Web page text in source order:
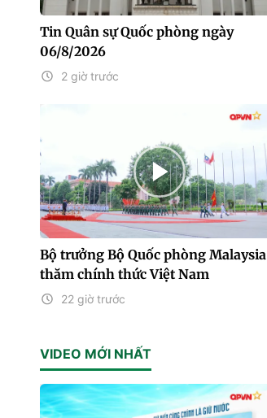
Tin Quân sự Quốc phòng ngày
06/8/2026
2 giờ trước
Bộ trưởng Bộ Quốc phòng Malaysia
thăm chính thức Việt Nam
22 giờ trước
VIDEO MỚI NHẤT